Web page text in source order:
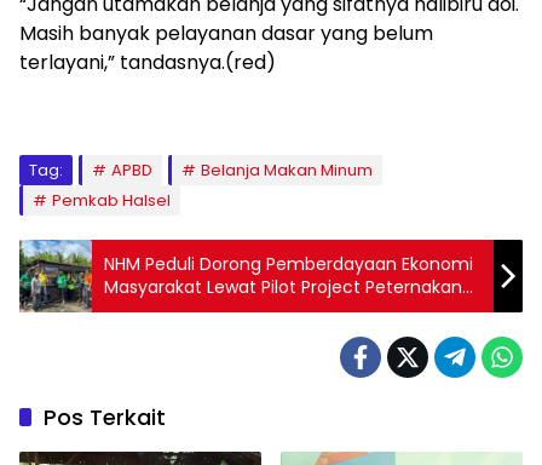
Masih banyak pelayanan dasar yang belum
terlayani,” tandasnya.(red)
Tag: APBD
Belanja Makan Minum
Pemkab Halsel
NHM Peduli Dorong Pemberdayaan Ekonomi
Masyarakat Lewat Pilot Project Peternakan
Telur Bebek
Pos Terkait